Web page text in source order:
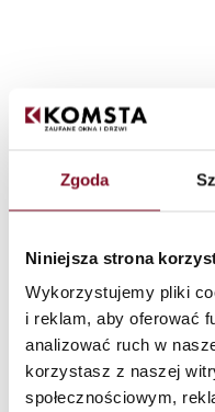
Zgoda
Niniejsza strona
Wykorzystujemy pliki
i reklam, aby oferować
analizować ruch w
korzystasz z naszej
społecznościowym,